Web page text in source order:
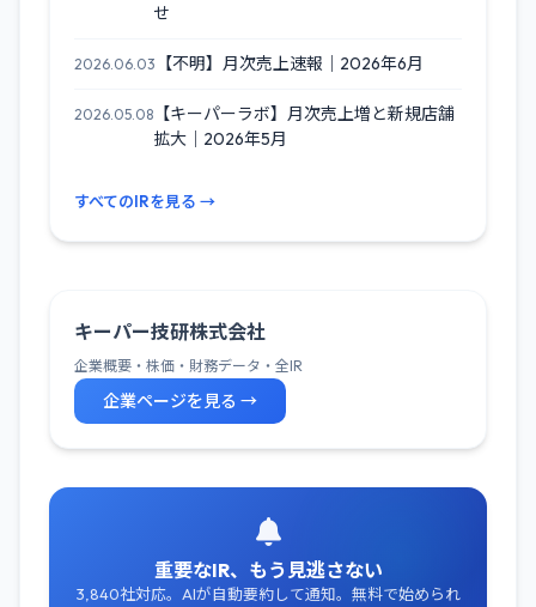
せ
2026.06.03 【不明】月次売上速報｜2026年6月
2026.05.08 【キーパーラボ】月次売上増と新規店舗
拡大｜2026年5月
すべてのIRを見る →
キーパー技研株式会社
企業概要・株価・財務データ・全IR
企業ページを見る →
重要なIR、もう見逃さない
3,840社対応。AIが自動要約して通知。無料で始められ